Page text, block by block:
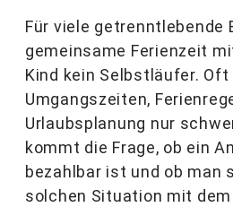
Für viele getrenntlebende
gemeinsame Ferienzeit
Kind kein Selbstläufer. Oft
Umgangszeiten,
Urlaubsplanung nur
kommt die Frage, ob ein
bezahlbar ist und ob man
solchen Situation mit dem